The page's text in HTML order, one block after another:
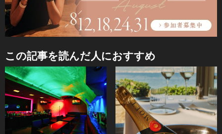
この記事を読んだ人におすすめ